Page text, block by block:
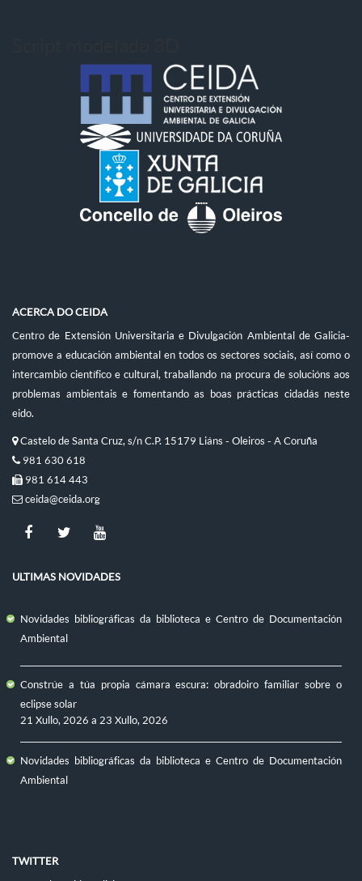
ACERCA DO CEIDA
Centro de Extensión Universitaria e Divulgación Ambiental de Galicia-
promove a educación ambiental en todos os sectores sociais, así como o
intercambio científico e cultural, traballando na procura de solucións aos
problemas ambientais e fomentando as boas prácticas cidadás neste
eido.
Castelo de Santa Cruz, s/n C.P. 15179 Liáns - Oleiros - A Coruña
981 630 618
981 614 443
ceida@ceida.org
ULTIMAS NOVIDADES
Novidades bibliográficas da biblioteca e Centro de Documentación
Ambiental
Constrúe a túa propia cámara escura: obradoiro familiar sobre o
eclipse solar
21 Xullo, 2026 a 23 Xullo, 2026
Novidades bibliográficas da biblioteca e Centro de Documentación
Ambiental
TWITTER